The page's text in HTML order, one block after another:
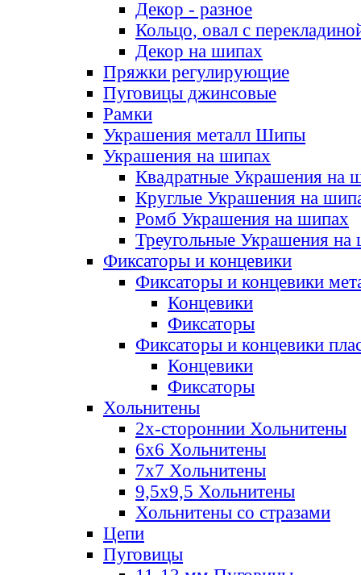
Декор - разное
Кольцо, овал с
Декор на шипах
Пряжки регулирующие
Пуговицы джинсовые
Рамки
Украшения металл Шипы
Украшения на шипах
Квадратные Украшения на
Круглые Украшения на
Ромб Украшения на шипах
Треугольные Украшения на
Фиксаторы и концевики
Фиксаторы и концевики
Концевики
Фиксаторы
Фиксаторы и концевики
Концевики
Фиксаторы
Хольнитены
2х-стороннии Хольнитены
6х6 Хольнитены
7х7 Хольнитены
9,5х9,5 Хольнитены
Хольнитены со стразами
Цепи
Пуговицы